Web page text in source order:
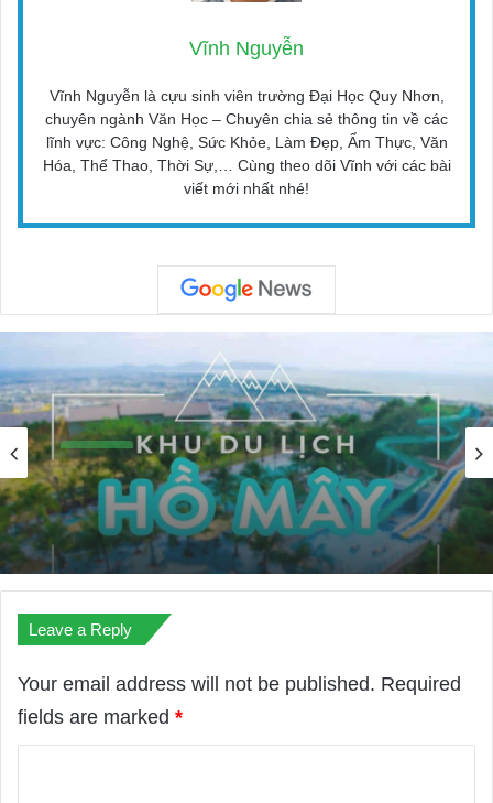
Vĩnh Nguyễn
Vĩnh Nguyễn là cựu sinh viên trường Đại Học Quy Nhơn,
chuyên ngành Văn Học – Chuyên chia sẻ thông tin về các
lĩnh vực: Công Nghệ, Sức Khỏe, Làm Đẹp, Ẩm Thực, Văn
Hóa, Thể Thao, Thời Sự,… Cùng theo dõi Vĩnh với các bài
viết mới nhất nhé!
Du Lịch
26/08/2022
Top 7 Khu Du Lịch Sinh Thái Nổi Tiếng Ở
Vũng Tàu
Leave a Reply
Your email address will not be published. Required
fields are marked *